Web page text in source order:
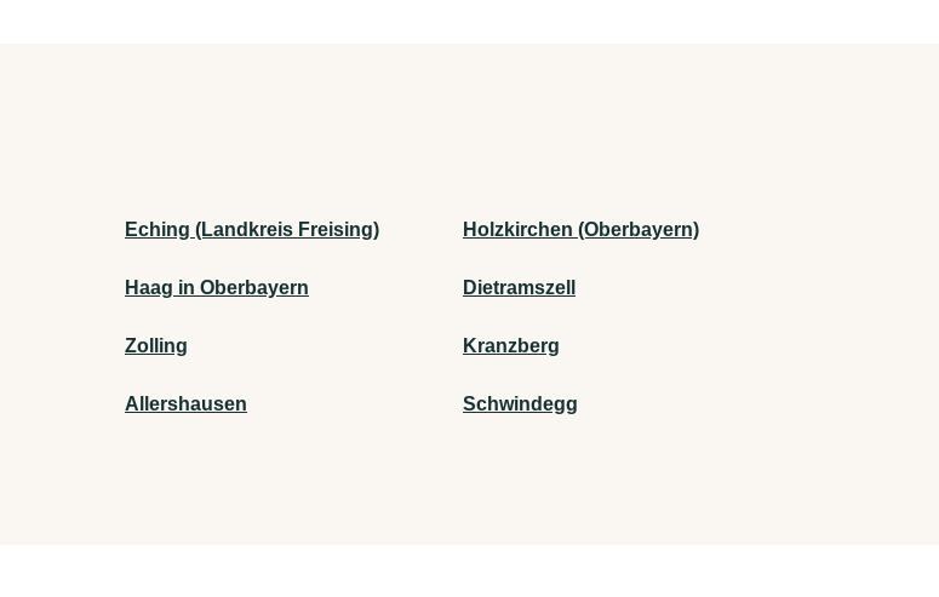
Eching (Landkreis Freising) Holzkirchen (Oberbayern)
Haag in Oberbayern Dietramszell
Zolling Kranzberg
Allershausen Schwindegg